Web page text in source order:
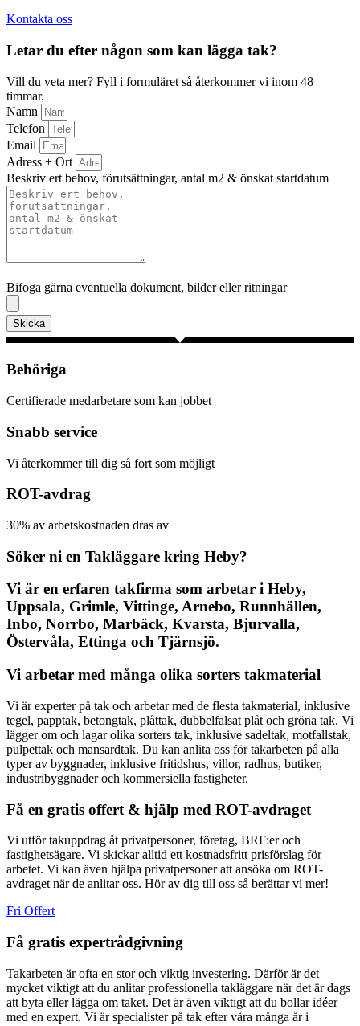
Kontakta oss
Letar du efter någon som kan lägga tak?
Vill du veta mer? Fyll i formuläret så återkommer vi inom 48
timmar.
Namn
Telefon
Email
Adress + Ort
Beskriv ert behov, förutsättningar, antal m2 & önskat startdatum
Bifoga gärna eventuella dokument, bilder eller ritningar
Skicka
Behöriga
Certifierade medarbetare som kan jobbet
Snabb service
Vi återkommer till dig så fort som möjligt
ROT-avdrag
30% av arbetskostnaden dras av
Söker ni en Takläggare kring Heby?
Vi är en erfaren takfirma som arbetar i Heby,
Uppsala, Grimle, Vittinge, Arnebo, Runnhällen,
Inbo, Norrbo, Marbäck, Kvarsta, Bjurvalla,
Östervåla, Ettinga och Tjärnsjö.
Vi arbetar med många olika sorters takmaterial
Vi är experter på tak och arbetar med de flesta takmaterial, inklusive
tegel, papptak, betongtak, plåttak, dubbelfalsat plåt och gröna tak. Vi
lägger om och lagar olika sorters tak, inklusive sadeltak, motfallstak,
pulpettak och mansardtak. Du kan anlita oss för takarbeten på alla
typer av byggnader, inklusive fritidshus, villor, radhus, butiker,
industribyggnader och kommersiella fastigheter.
Få en gratis offert & hjälp med ROT-avdraget
Vi utför takuppdrag åt privatpersoner, företag, BRF:er och
fastighetsägare. Vi skickar alltid ett kostnadsfritt prisförslag för
arbetet. Vi kan även hjälpa privatpersoner att ansöka om ROT-
avdraget när de anlitar oss. Hör av dig till oss så berättar vi mer!
Fri Offert
Få gratis expertrådgivning
Takarbeten är ofta en stor och viktig investering. Därför är det
mycket viktigt att du anlitar professionella takläggare när det är dags
att byta eller lägga om taket. Det är även viktigt att du bollar idéer
med en expert. Vi är specialister på tak efter våra många år i